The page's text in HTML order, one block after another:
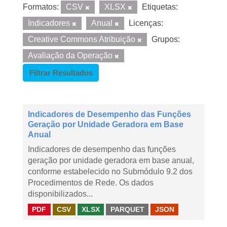
Formatos: CSV XLSX
Etiquetas:
Indicadores
Anual
Licenças:
Creative Commons Atribuição
Grupos:
Avaliação da Operação
Filtrar Resultados
Indicadores de Desempenho das Funções
Geração por Unidade Geradora em Base
Anual
Indicadores de desempenho das funções
geração por unidade geradora em base anual,
conforme estabelecido no Submódulo 9.2 dos
Procedimentos de Rede. Os dados
disponibilizados...
PDF CSV XLSX PARQUET JSON